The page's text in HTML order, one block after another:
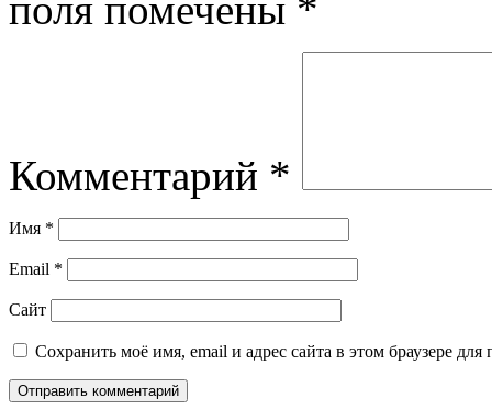
поля помечены *
Комментарий *
Имя *
Email *
Сайт
Сохранить моё имя, email и адрес сайта в этом браузере